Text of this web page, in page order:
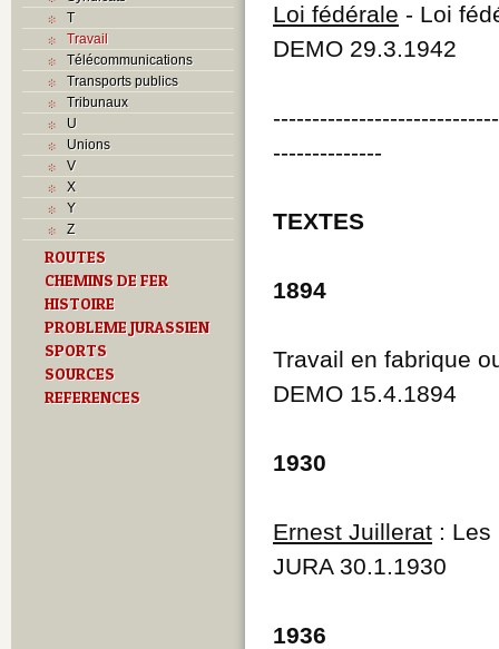
T
Travail
Télécommunications
Transports publics
Tribunaux
U
Unions
V
X
Y
Z
ROUTES
CHEMINS DE FER
HISTOIRE
PROBLEME JURASSIEN
SPORTS
SOURCES
REFERENCES
Loi fédérale - Loi
DEMO 29.3.1942
--------------
TEXTES
1894
Travail en fabrique
DEMO 15.4.1894
1930
Ernest Juillerat : Les
JURA 30.1.1930
1936